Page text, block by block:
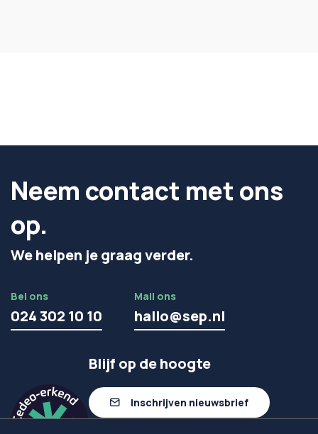
Neem contact met ons
op.
We helpen je graag verder.
Bel ons
024 302 10 10
Mail ons
hallo@sep.nl
Blijf op de hoogte
Inschrijven nieuwsbrief